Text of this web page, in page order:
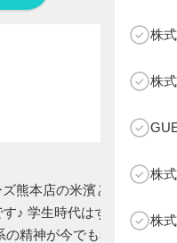
株
株
株
株
熊本店の米濱と申しま
♪ 学生時代はずっと新体
精神が今でも私の軸に